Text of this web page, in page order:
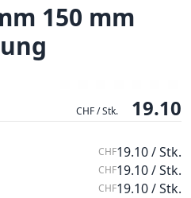
150 mm
CHF / Stk. 19.10
CHF19.10 / Stk.
CHF19.10 / Stk.
CHF19.10 / Stk.